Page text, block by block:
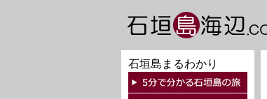
石垣島まるわかり